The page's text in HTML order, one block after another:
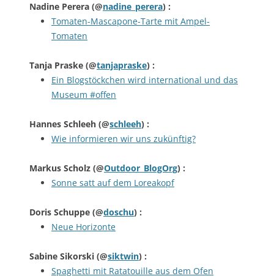
Nadine Perera (@nadine_perera) :
Tomaten-Mascapone-Tarte mit Ampel-
Tomaten
Tanja Praske (@tanjapraske) :
Ein Blogstöckchen wird international und das
Museum #offen
Hannes Schleeh (@schleeh) :
Wie informieren wir uns zukünftig?
Markus Scholz (@Outdoor_BlogOrg) :
Sonne satt auf dem Loreakopf
Doris Schuppe (@doschu) :
Neue Horizonte
Sabine Sikorski (@siktwin) :
Spaghetti mit Ratatouille aus dem Ofen